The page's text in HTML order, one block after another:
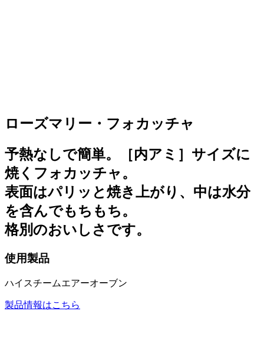
ローズマリー・フォカッチャ
予熱なしで簡単。［内アミ］サイズに
焼くフォカッチャ。
表面はパリッと焼き上がり、中は水分
を含んでもちもち。
格別のおいしさです。
使用製品
ハイスチームエアーオーブン
製品情報はこちら